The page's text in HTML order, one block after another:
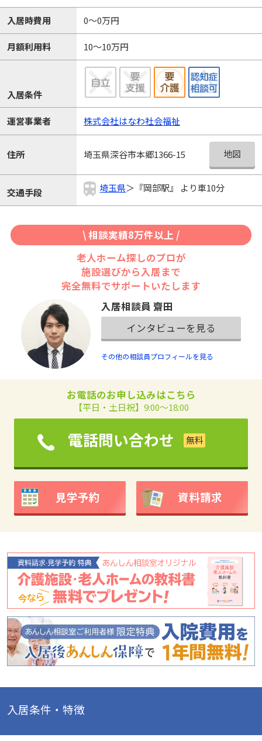
入居時費用 0～0万円
月額利用料 10～10万円
入居条件
運営事業者 株式会社はなわ社会福祉
住所 埼玉県深谷市本郷1366-15 地図
交通手段 埼玉県＞『岡部駅』 より車10分
\ 相談実績8万件以上 /
老人ホーム探しのプロが
施設選びから入居まで
完全無料でサポートいたします
入居相談員 齋田
インタビューを見る
その他の相談員プロフィールを見る
お電話のお申し込みはこちら
【平日・土日祝】9:00～18:00
電話問い合わせ
見学予約 資料請求
入居条件・特徴